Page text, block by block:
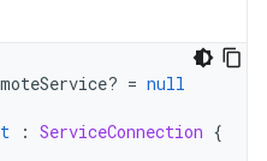
= null
: ServiceConnection {